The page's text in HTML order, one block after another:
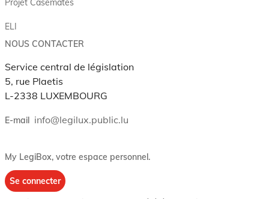
ELI
NOUS CONTACTER
Service central de législation
5, rue Plaetis
L-2338 LUXEMBOURG
E-mail info@legilux.public.lu
My LegiBox, votre espace personnel.
Se connecter